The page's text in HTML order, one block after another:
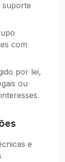
suporte
com
por lei,
ou
e